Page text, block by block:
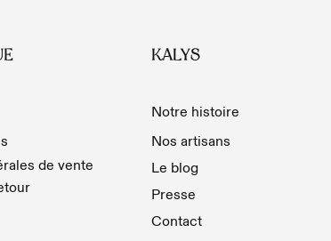
de vente
KALYS
Notre histoire
Nos artisans
Le blog
Presse
Contact